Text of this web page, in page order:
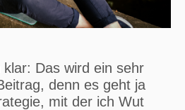
Das wird ein sehr
denn es geht ja
mit der ich Wut